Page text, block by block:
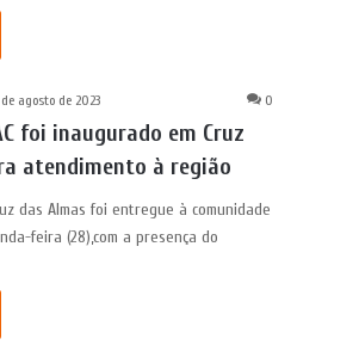
agosto de 2023 0
foi inaugurado em Cruz
atendimento à região
das Almas foi entregue à comunidade
feira (28),com a presença do